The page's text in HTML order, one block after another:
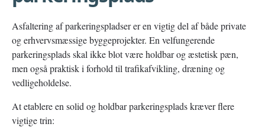
Asfaltering af parkeringspladser er en vigtig del af både private
og erhvervsmæssige byggeprojekter. En velfungerende
parkeringsplads skal ikke blot være holdbar og æstetisk pæn,
men også praktisk i forhold til trafikafvikling, dræning og
vedligeholdelse.
At etablere en solid og holdbar parkeringsplads kræver flere
vigtige trin: